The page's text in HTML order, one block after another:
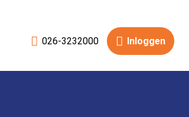
026-3232000 Inloggen